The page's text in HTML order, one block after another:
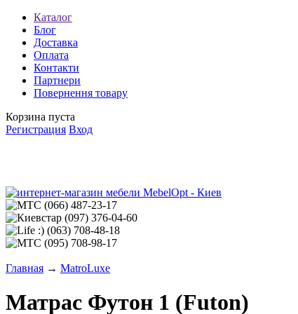
Каталог
Блог
Доставка
Оплата
Контакти
Партнери
Повернення товару
Корзина пуста
Регистрация Вход
(066) 487-23-17
(097) 376-04-60
(063) 708-48-18
(095) 708-98-17
Главная → MatroLuxe
Матрас Футон 1 (Futon)